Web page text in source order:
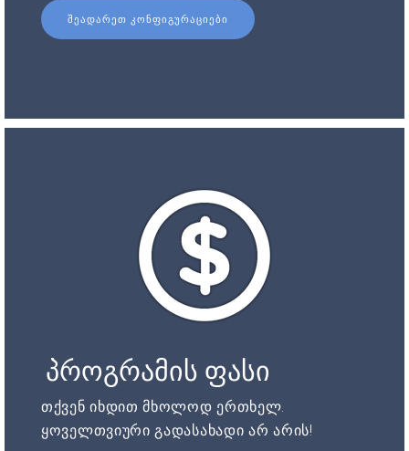
ᲨᲔᲐᲓᲐᲠᲔᲗ ᲙᲝᲜᲤᲘᲒᲣᲠᲐᲪᲘᲔᲑᲘ
პროგრამის ფასი
თქვენ იხდით მხოლოდ ერთხელ.
ყოველთვიური გადასახადი არ არის!